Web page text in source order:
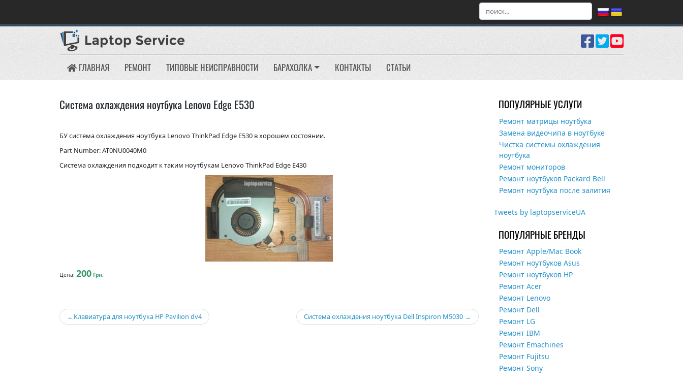
content
ГЛАВНАЯ РЕМОНТ ТИПОВЫЕ НЕИСПРАВНОСТИ БАРАХОЛКА КОНТАКТЫ СТАТЬИ
Система охлаждения ноутбука Lenovo Edge E530
БУ система охлаждения ноутбука Lenovo ThinkPad Edge E530 в хорошем состоянии.
Part Number: AT0NU0040M0
Система охлаждения подходит к таким ноутбукам Lenovo ThinkPad Edge E430
Цена: 200 Грн.
Навигация
Клавиатура для ноутбука HP Pavilion dv4 Система охлаждения ноутбука Dell Inspiron M5030
ПОПУЛЯРНЫЕ УСЛУГИ
Ремонт матрицы ноутбука
Замена видеочипа в ноутбуке
Чистка системы охлаждения
ноутбука
Ремонт мониторов
Ремонт ноутбуков Packard Bell
Ремонт ноутбука после залития
Tweets by laptopserviceUA
ПОПУЛЯРНЫЕ БРЕНДЫ
Ремонт Apple/Mac Book
Ремонт ноутбуков Asus
Ремонт ноутбуков HP
Ремонт Acer
Ремонт Lenovo
Ремонт Dell
Ремонт LG
Ремонт IBM
Ремонт Emachines
Ремонт Fujitsu
Ремонт Sony